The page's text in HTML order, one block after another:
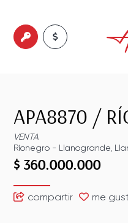
APA8870 /
VENTA
Ríonegro - Llanogrande
$ 360.000.000
compartir me